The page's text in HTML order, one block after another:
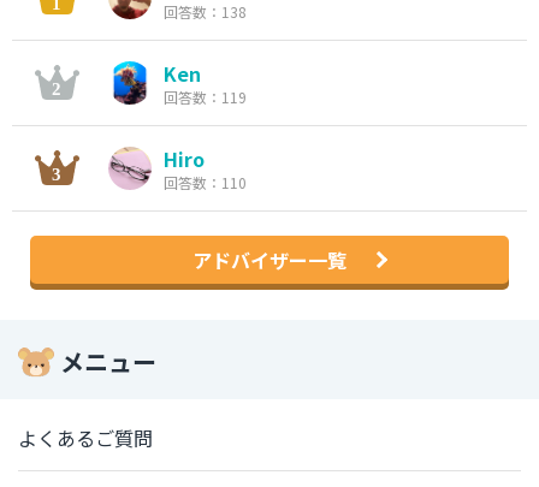
回答数：138
Ken
回答数：119
Hiro
回答数：110
アドバイザー一覧
メニュー
よくあるご質問